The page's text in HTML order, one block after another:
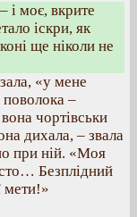
і моє, вкрите
іскри, як
ще ніколи не
«у мене
поволока –
чортівськи
дихала, – звала
при ній. «Моя
Безплідний
мети!»